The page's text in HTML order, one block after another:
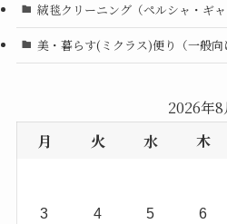
絨毯クリーニング（ペルシャ・ギャ
美・暮らす(ミクラス)便り（一般向
2026年8
月
火 水 木
3 4 5 6